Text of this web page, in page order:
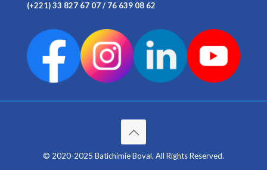
(+221) 33 827 67 07 / 76 639 08 62
© 2020-2025 Batichimie Boval. All Rights Reserved.